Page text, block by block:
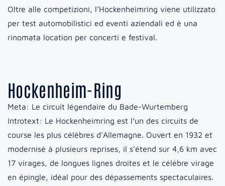
Oltre alle competizioni, l’Hockenheimring viene utilizzato
per test automobilistici ed eventi aziendali ed è una
rinomata location per concerti e festival.
Hockenheim-Ring
Meta: Le circuit légendaire du Bade-Wurtemberg
Introtext: Le Hockenheimring est l’un des circuits de
course les plus célèbres d’Allemagne. Ouvert en 1932 et
modernisé à plusieurs reprises, il s’étend sur 4,6 km avec
17 virages, de longues lignes droites et le célèbre virage
en épingle, idéal pour des dépassements spectaculaires.